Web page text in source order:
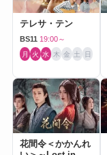
テレサ・テン
BS11 19:00～
月 火 水 木 金 土 日
花間令＜かかんれ